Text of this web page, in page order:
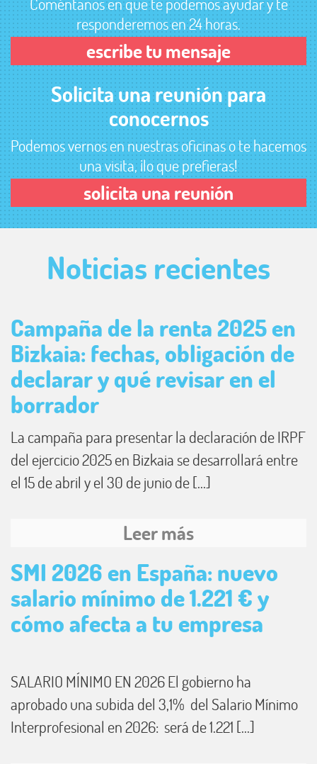
responderemos en 24 horas.
escribe tu mensaje
Solicita una reunión para
conocernos
Podemos vernos en nuestras oficinas o te hacemos
una visita, ¡lo que prefieras!
solicita una reunión
Noticias recientes
Campaña de la renta 2025 en
Bizkaia: fechas, obligación de
declarar y qué revisar en el
borrador
La campaña para presentar la declaración de IRPF
del ejercicio 2025 en Bizkaia se desarrollará entre
el 15 de abril y el 30 de junio de [...]
Leer más
SMI 2026 en España: nuevo
salario mínimo de 1.221 € y
cómo afecta a tu empresa
SALARIO MÍNIMO EN 2026 El gobierno ha
aprobado una subida del 3,1% del Salario Mínimo
Interprofesional en 2026: será de 1.221 [...]